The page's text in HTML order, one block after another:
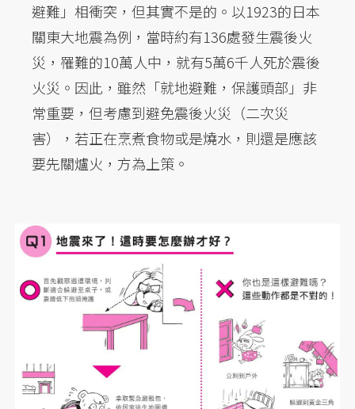
避難」相衝突，但其實不是的。以1923的日本
關東大地震為例，當時約有136處發生震後火
災，罹難的10萬人中，就有5萬6千人死於震後
火災。因此，雖然「就地避難，保護頭部」非
常重要，但考慮到避免震後火災（二次災
害），若正在烹煮食物或是燒水，則還是應該
要先關爐火，方為上策。